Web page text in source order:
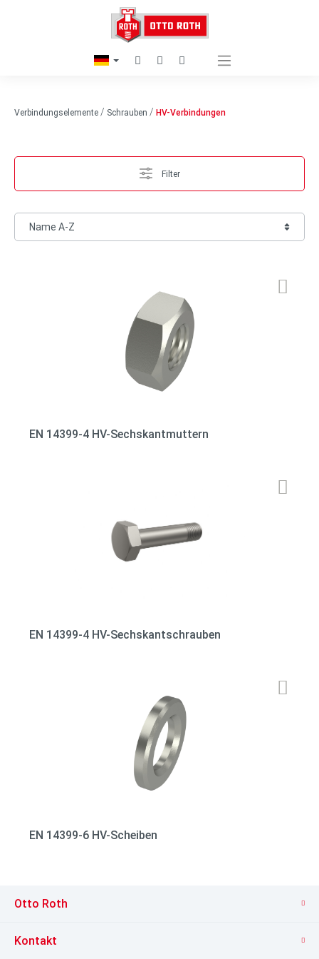
Verbindungselemente / Schrauben / HV-Verbindungen
Filter
EN 14399-4 HV-Sechskantmuttern
EN 14399-4 HV-Sechskantschrauben
EN 14399-6 HV-Scheiben
Otto Roth
Kontakt